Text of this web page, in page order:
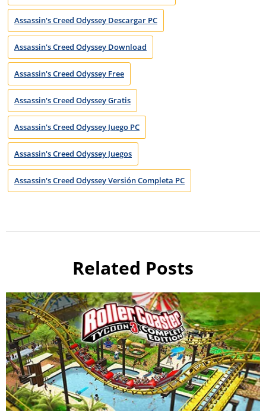
Assassin's Creed Odyssey Descargar PC
Assassin's Creed Odyssey Download
Assassin's Creed Odyssey Free
Assassin's Creed Odyssey Gratis
Assassin's Creed Odyssey Juego PC
Assassin's Creed Odyssey Juegos
Assassin's Creed Odyssey Versión Completa PC
Related Posts